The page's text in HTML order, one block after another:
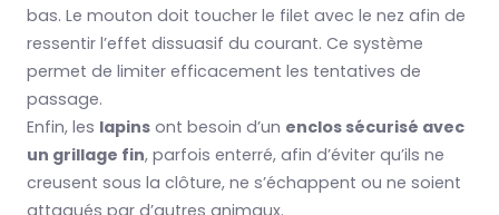
bas. Le mouton doit toucher le filet avec le nez afin de
ressentir l’effet dissuasif du courant. Ce système
permet de limiter efficacement les tentatives de
passage.
Enfin, les lapins ont besoin d’un enclos sécurisé avec
un grillage fin, parfois enterré, afin d’éviter qu’ils ne
creusent sous la clôture, ne s’échappent ou ne soient
attaqués par d’autres animaux.